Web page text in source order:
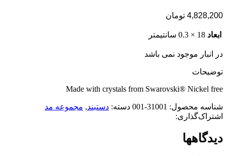
4,828,200 تومان
ابعاد 18 × 0.3 سانتیمتر
در انبار موجود نمی باشد
توضیحات
Made with crystals from Swarovski® Nickel free
شناسه محصول: 31001-001 دسته: دستبند, مجموعه مد
اشتراک‌گذاری:
دیدگاهها